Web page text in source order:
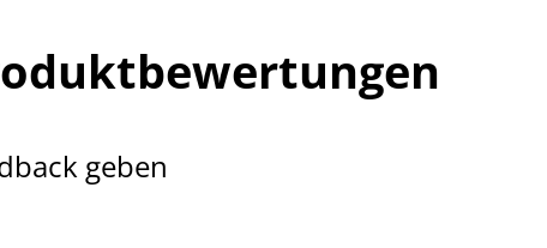
geben